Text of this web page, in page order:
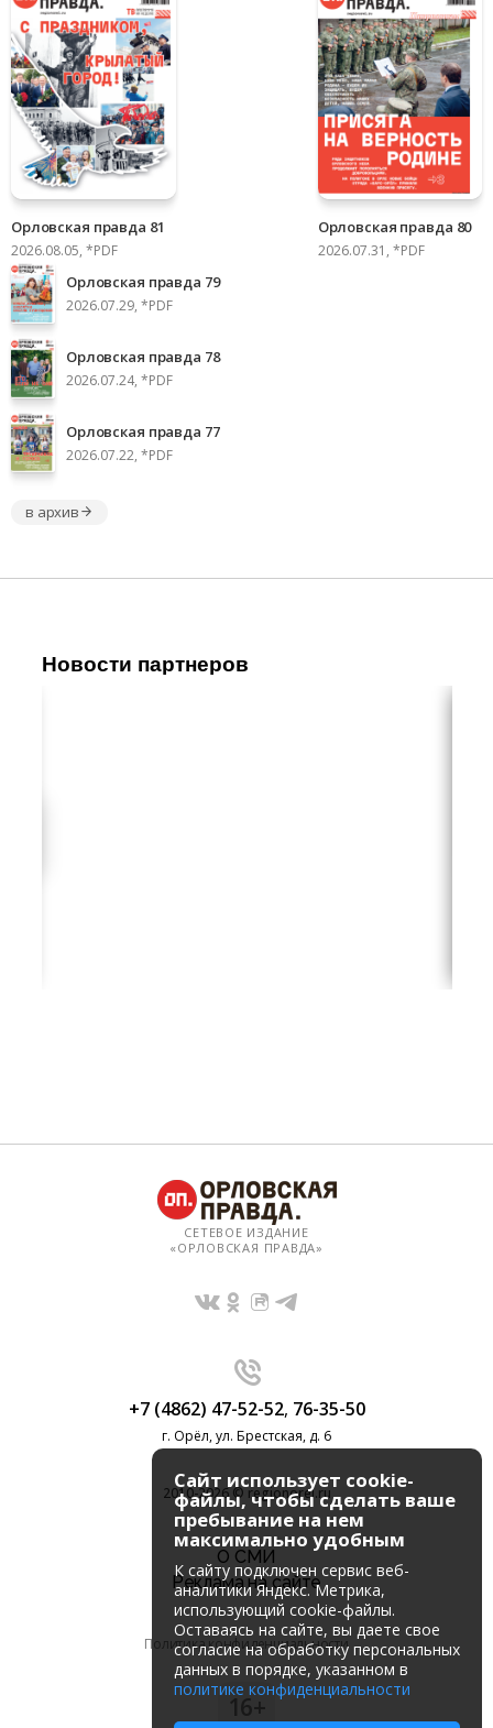
Орловская правда 81
2026.08.05, *PDF
Орловская правда 80
2026.07.31, *PDF
Орловская правда 79
2026.07.29, *PDF
Орловская правда 78
2026.07.24, *PDF
Орловская правда 77
2026.07.22, *PDF
в архив
Новости партнеров
СЕТЕВОЕ ИЗДАНИЕ
«ОРЛОВСКАЯ ПРАВДА»
+7 (4862) 47-52-52, 76-35-50
г. Орёл, ул. Брестская, д. 6
2010-2026 © regionorel.ru
О СМИ
Реклама на сайте
Политика конфиденциальности
16+
Сайт использует cookie-
файлы, чтобы сделать ваше
пребывание на нем
максимально удобным
К cайту подключен сервис веб-
аналитики Яндекс. Метрика,
использующий cookie-файлы.
Оставаясь на сайте, вы даете свое
согласие на обработку персональных
данных в порядке, указанном в
политике конфиденциальности